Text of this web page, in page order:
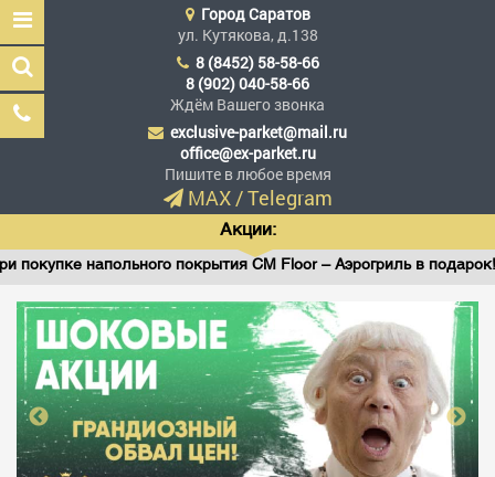
Эксклюзив Паркет
Мы сделали эксклюзив
доступным
ГЛАВНАЯ
АССОРТИМЕНТ
ГородСаратов
ул. Кутякова, д.138
8 (8452) 58-58-66
8 (902) 040-58-66
Ждём Вашего звонка
exclusive-parket@mail.ru
office@ex-parket.ru
Пишите в любое время
MAX/Telegram
Акции:
напольного покрытия CM Floor – Аэрогриль в подарок!